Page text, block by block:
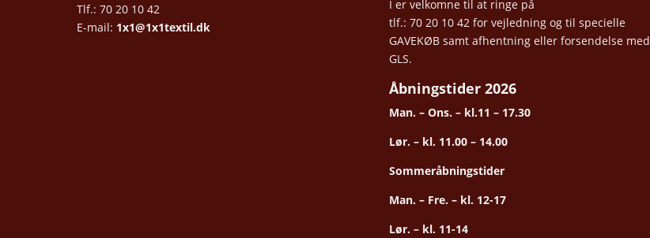
Tlf.: 70 20 10 42
E-mail: 1x1@1x1textil.dk
I er velkomne til at ringe på
tlf.: 70 20 10 42 for vejledning og til specielle
GAVEKØB samt afhentning eller forsendelse med
GLS.
Åbningstider 2026
Man. – Ons. – kl.11 – 17.30
Lør. – kl. 11.00 – 14.00
Sommeråbningstider
Man. – Fre. – kl. 12-17
Lør. – kl. 11-14